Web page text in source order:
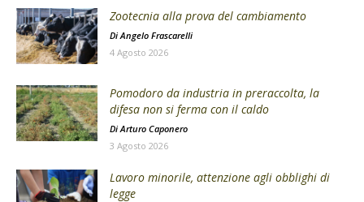
Zootecnia alla prova del cambiamento
DiAngelo Frascarelli
4 Agosto 2026
Pomodoro da industria in preraccolta, la
difesa non si ferma con il caldo
Di Arturo Caponero
3 Agosto 2026
Lavoro minorile, attenzione agli obblighi di
legge